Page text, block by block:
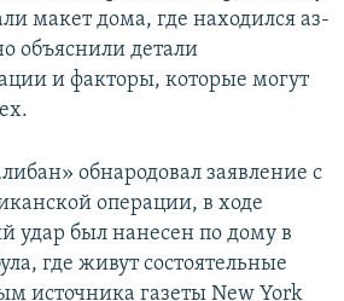
макет дома, где находился аз-
объяснили детали
и факторы, которые могут
обнародовал заявление с
операции, в ходе
удар был нанесен по дому в
где живут состоятельные
источника газеты New York